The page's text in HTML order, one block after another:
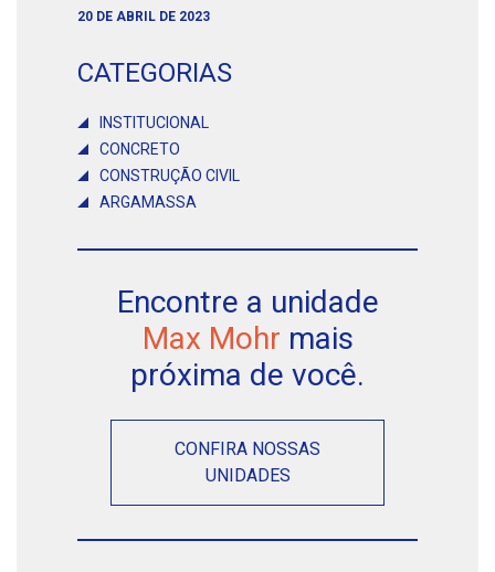
20 DE ABRIL DE 2023
CATEGORIAS
INSTITUCIONAL
CONCRETO
CONSTRUÇÃO CIVIL
ARGAMASSA
Encontre a unidade
Max Mohr mais
próxima de você.
CONFIRA NOSSAS
UNIDADES